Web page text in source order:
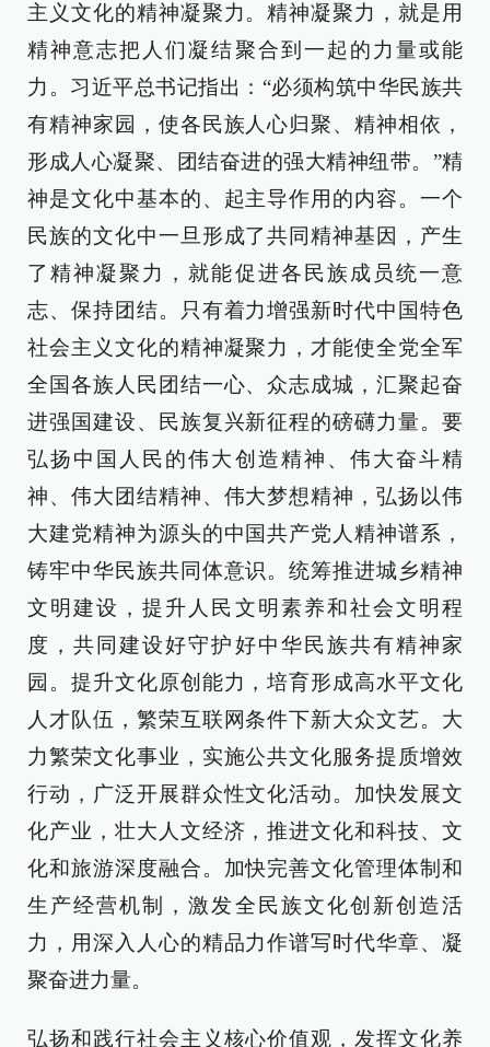
主义文化的精神凝聚力。精神凝聚力，就是用
精神意志把人们凝结聚合到一起的力量或能
力。习近平总书记指出：“必须构筑中华民族共
有精神家园，使各民族人心归聚、精神相依，
形成人心凝聚、团结奋进的强大精神纽带。”精
神是文化中基本的、起主导作用的内容。一个
民族的文化中一旦形成了共同精神基因，产生
了精神凝聚力，就能促进各民族成员统一意
志、保持团结。只有着力增强新时代中国特色
社会主义文化的精神凝聚力，才能使全党全军
全国各族人民团结一心、众志成城，汇聚起奋
进强国建设、民族复兴新征程的磅礴力量。要
弘扬中国人民的伟大创造精神、伟大奋斗精
神、伟大团结精神、伟大梦想精神，弘扬以伟
大建党精神为源头的中国共产党人精神谱系，
铸牢中华民族共同体意识。统筹推进城乡精神
文明建设，提升人民文明素养和社会文明程
度，共同建设好守护好中华民族共有精神家
园。提升文化原创能力，培育形成高水平文化
人才队伍，繁荣互联网条件下新大众文艺。大
力繁荣文化事业，实施公共文化服务提质增效
行动，广泛开展群众性文化活动。加快发展文
化产业，壮大人文经济，推进文化和科技、文
化和旅游深度融合。加快完善文化管理体制和
生产经营机制，激发全民族文化创新创造活
力，用深入人心的精品力作谱写时代华章、凝
聚奋进力量。
弘扬和践行社会主义核心价值观，发挥文化养